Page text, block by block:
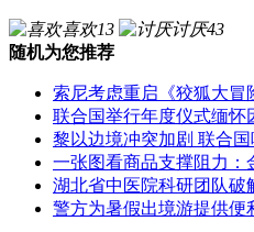
喜欢13 讨厌43
随机为您推荐
索尼考虑重启《狡狐大冒
联合国举行年度仪式缅怀
黎以边境冲突加剧 联合国
一张图看商品支撑阻力：
湖北省中医院科研团队破
警方为暑假出境游提供便